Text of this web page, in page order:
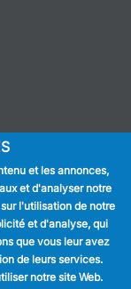
et les annonces,
et d'analyser notre
l'utilisation de notre
et d'analyse, qui
que vous leur avez
de leurs services.
notre site Web.